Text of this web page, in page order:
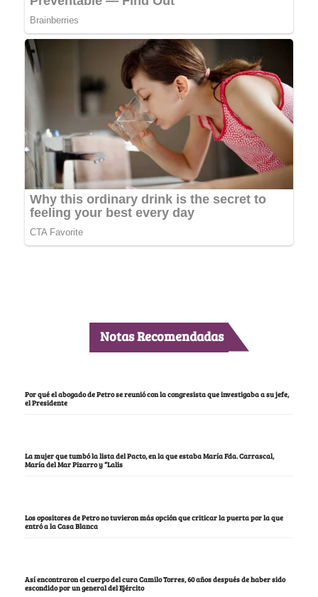
Notas Recomendadas
Por qué el abogado de Petro se reunió con la congresista que investigaba a su jefe,
el Presidente
La mujer que tumbó la lista del Pacto, en la que estaba María Fda. Carrascal,
María del Mar Pizarro y “Lalis
Los opositores de Petro no tuvieron más opción que criticar la puerta por la que
entró a la Casa Blanca
Así encontraron el cuerpo del cura Camilo Torres, 60 años después de haber sido
escondido por un general del Ejército